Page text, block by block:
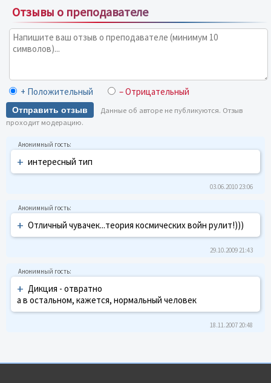
Отзывы о преподавателе
+ Положительный – Отрицательный
Отправить отзыв
Данные об авторе не публикуются. Отзыв
проходит модерацию.
+ интересный тип
03.06.2010 23:06
+ Отличный чувачек...теория космических войн рулит!)))
29.10.2009 21:43
+ Дикция - отвратно
а в остальном, кажется, нормальный человек
18.11.2007 20:48